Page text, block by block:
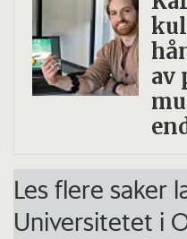
av
Les flere saker
Universitetet i